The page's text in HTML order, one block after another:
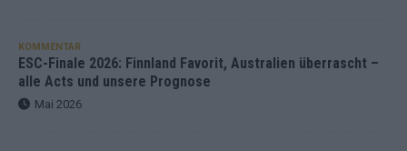
KOMMENTAR
ESC-Finale 2026: Finnland Favorit, Australien überrascht –
alle Acts und unsere Prognose
Mai 2026